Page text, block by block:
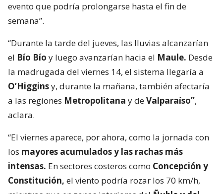
evento que podría prolongarse hasta el fin de
semana”.
“Durante la tarde del jueves, las lluvias alcanzarían
el Bío Bío y luego avanzarían hacia el Maule. Desde
la madrugada del viernes 14, el sistema llegaría a
O’Higginsy, durante la mañana, también afectaría
a las regiones Metropolitana y deValparaíso”,
aclara.
“El viernes aparece, por ahora, como la jornada con
los mayores acumulados y las rachas más
intensas. En sectores costeros como Concepción y
Constitución, el viento podría rozar los 70 km/h,